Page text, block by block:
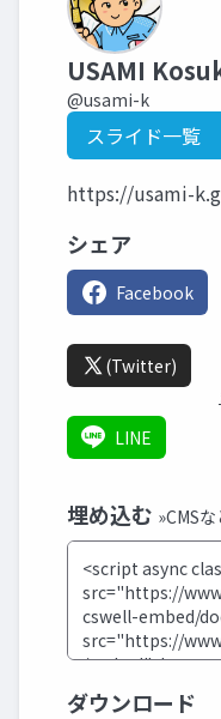
USAMI
@usami-k
スライド一覧
https://usami-
シェア
Facebook
(Twitter)
LINE
埋め込む »CMS
ダウンロード